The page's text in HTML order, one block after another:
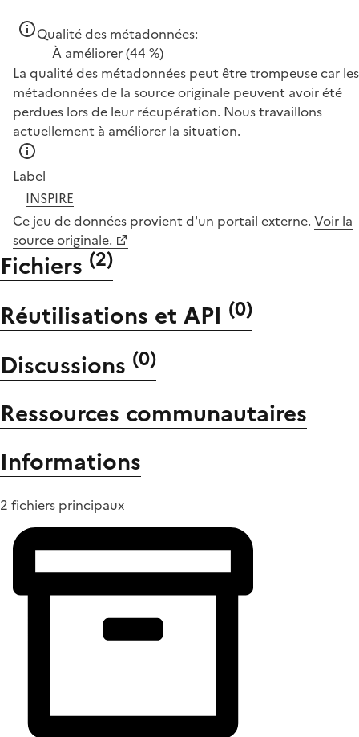
Qualité des métadonnées:
À améliorer(44 %)
La qualité des métadonnées peut être trompeuse car les
métadonnées de la source originale peuvent avoir été
perdues lors de leur récupération. Nous travaillons
actuellement à améliorer la situation.
Label
INSPIRE
Ce jeu de données provient d'un portail externe. Voir la
source originale.
Fichiers (2)
Réutilisations et API (0)
Discussions (0)
Ressources communautaires
Informations
2 fichiers principaux